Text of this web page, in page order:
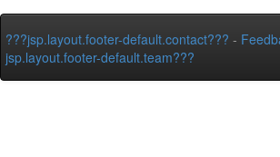
???jsp.layout.footer-default.contact??? -
jsp.layout.footer-default.team???